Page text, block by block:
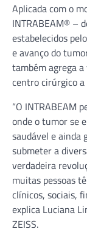
Aplicada com o
INTRABEAM® –
estabelecidos
e avanço do
também agrega
centro cirúrgico
“O INTRABEAM
onde o tumor se
saudável e ainda
submeter a
verdadeira
muitas pessoas
clínicos, sociais,
explica Luciana
ZEISS.